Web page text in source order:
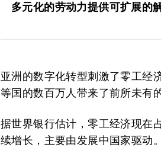
多元化的劳动力提供可扩展的
亚洲的数字化转型刺激了零工经
等国的数百万人带来了前所未有
据世界银行估计，零工经济现在
续增长，主要由发展中国家驱动。